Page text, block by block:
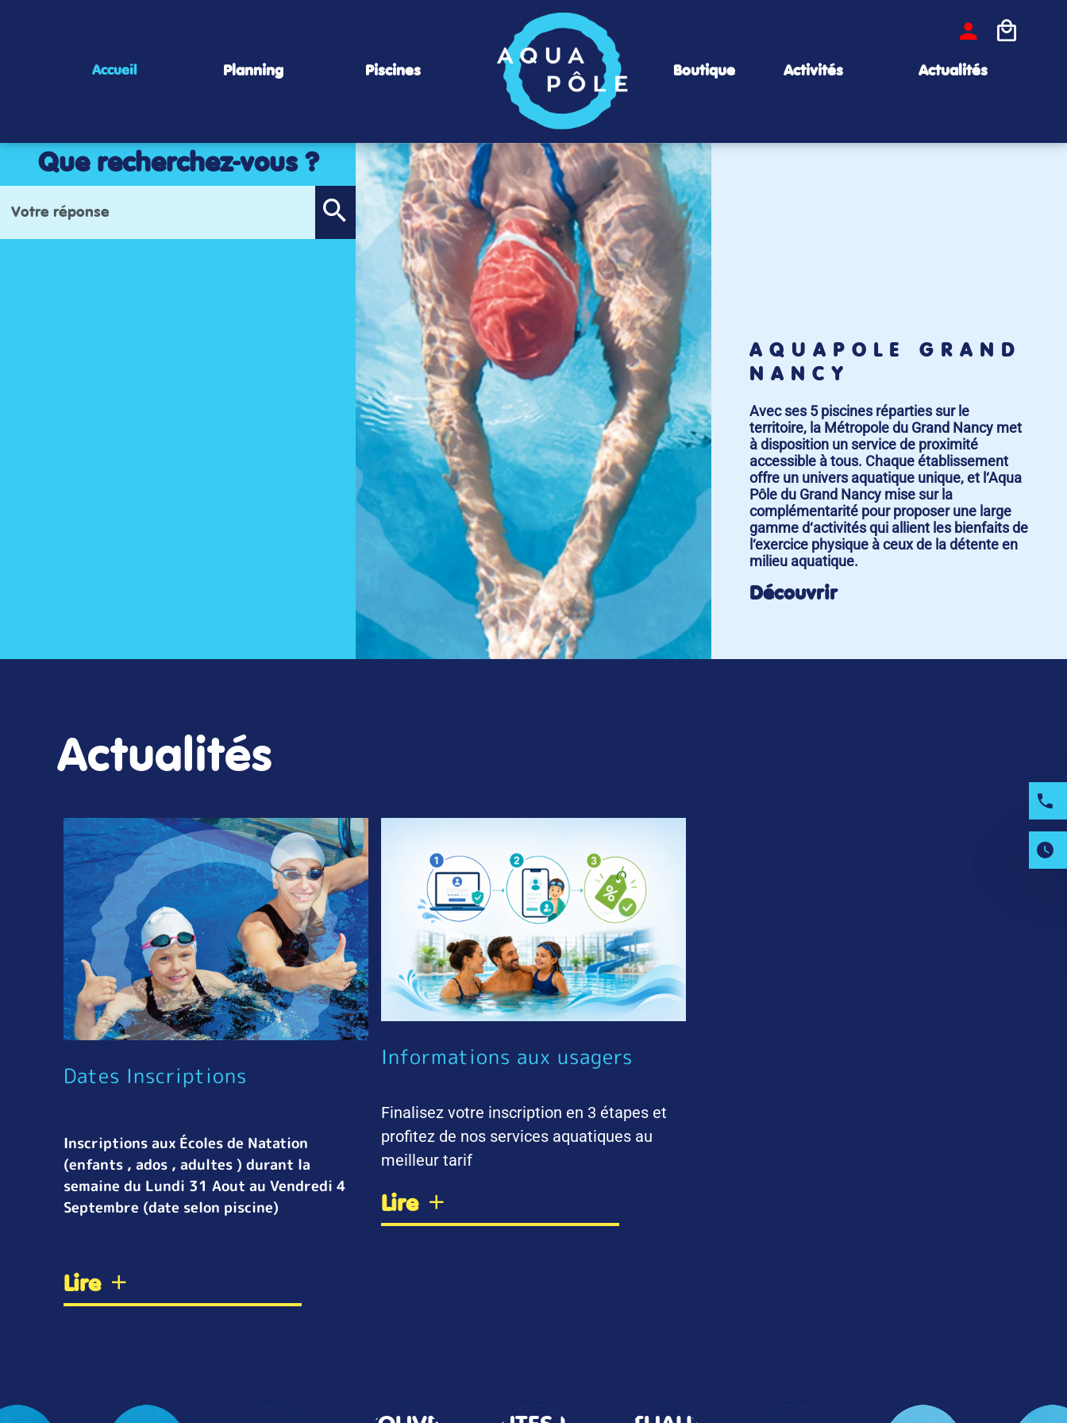
Accueil Planning Piscines Boutique Activités Actualités
Que recherchez-vous ?
AQUAPÔLE GRAND
NANCY
Avec ses 5 piscines réparties sur le
territoire, la Métropole du Grand Nancy met
à disposition un service de proximité
accessible à tous. Chaque établissement
offre un univers aquatique unique, et l‘Aqua
Pôle du Grand Nancy mise sur la
complémentarité pour proposer une large
gamme d‘activités qui allient les bienfaits de
l‘exercice physique à ceux de la détente en
milieu aquatique.
Découvrir
Actualités
Dates Inscriptions
Inscriptions aux Écoles de Natation
(enfants , ados , adultes ) durant la
semaine du Lundi 31 Aout au Vendredi 4
Septembre (date selon piscine)
Lire
Informations aux usagers
Finalisez votre inscription en 3 étapes et
profitez de nos services aquatiques au
meilleur tarif
Lire